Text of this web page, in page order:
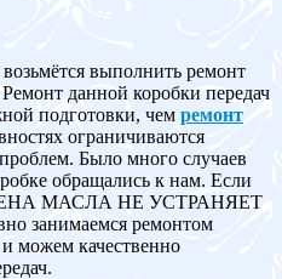
выполнить ремонт
данной коробки передач
подготовки, чем ремонт
ограничиваются
Было много случаев
обращались к нам. Если
МАСЛА НЕ УСТРАНЯЕТ
ремонтом
можем качественно